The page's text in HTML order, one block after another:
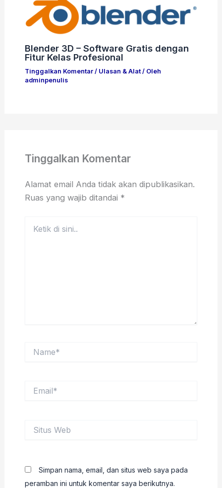
Blender 3D – Software Gratis dengan
Fitur Kelas Profesional
Tinggalkan Komentar / Ulasan & Alat/ Oleh
adminpenulis
Tinggalkan Komentar
Alamat email Anda tidak akan dipublikasikan.
Ruas yang wajib ditandai *
Web
Simpan nama, email, dan situs web saya pada
peramban ini untuk komentar saya berikutnya.